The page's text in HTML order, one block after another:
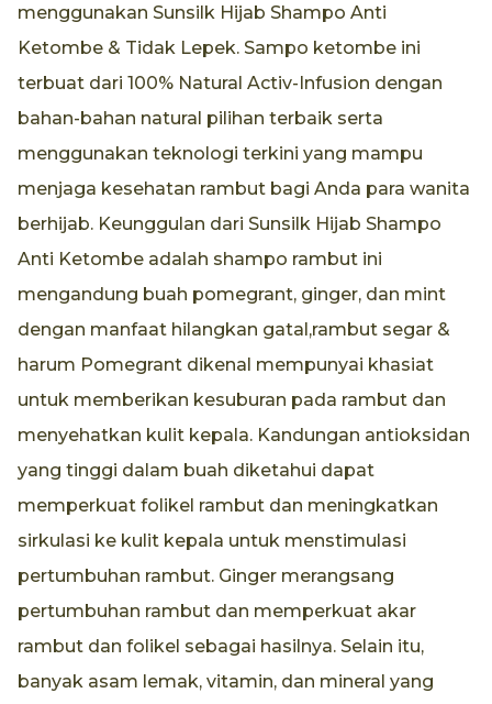
menggunakan Sunsilk Hijab Shampo Anti
Ketombe & Tidak Lepek. Sampo ketombe ini
terbuat dari 100% Natural Activ-Infusion dengan
bahan-bahan natural pilihan terbaik serta
menggunakan teknologi terkini yang mampu
menjaga kesehatan rambut bagi Anda para wanita
berhijab. Keunggulan dari Sunsilk Hijab Shampo
Anti Ketombe adalah shampo rambut ini
mengandung buah pomegrant, ginger, dan mint
dengan manfaat hilangkan gatal,rambut segar &
harum Pomegrant dikenal mempunyai khasiat
untuk memberikan kesuburan pada rambut dan
menyehatkan kulit kepala. Kandungan antioksidan
yang tinggi dalam buah diketahui dapat
memperkuat folikel rambut dan meningkatkan
sirkulasi ke kulit kepala untuk menstimulasi
pertumbuhan rambut. Ginger merangsang
pertumbuhan rambut dan memperkuat akar
rambut dan folikel sebagai hasilnya. Selain itu,
banyak asam lemak, vitamin, dan mineral yang